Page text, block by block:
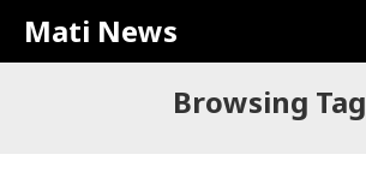
Mati News
Browsing Tag